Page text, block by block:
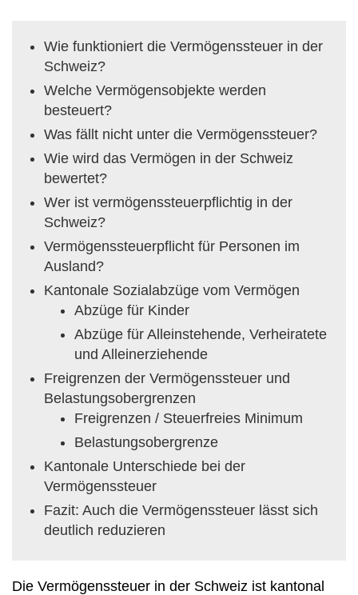
Wie funktioniert die Vermögenssteuer in der
Schweiz?
Welche Vermögensobjekte werden
besteuert?
Was fällt nicht unter die Vermögenssteuer?
Wie wird das Vermögen in der Schweiz
bewertet?
Wer ist vermögenssteuerpflichtig in der
Schweiz?
Vermögenssteuerpflicht für Personen im
Ausland?
Kantonale Sozialabzüge vom Vermögen
Abzüge für Kinder
Abzüge für Alleinstehende, Verheiratete
und Alleinerziehende
Freigrenzen der Vermögenssteuer und
Belastungsobergrenzen
Freigrenzen / Steuerfreies Minimum
Belastungsobergrenze
Kantonale Unterschiede bei der
Vermögenssteuer
Fazit: Auch die Vermögenssteuer lässt sich
deutlich reduzieren
Die Vermögenssteuer in der Schweiz ist kantonal